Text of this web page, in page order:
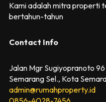
Kami adalah mitra properti
bertahun-tahun
Contact Info
Jalan Mgr Sugiyopranoto
Semarang Sel., Kota
admin@rumahproperty.id